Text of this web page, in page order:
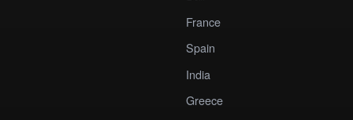
France
Spain
India
Greece